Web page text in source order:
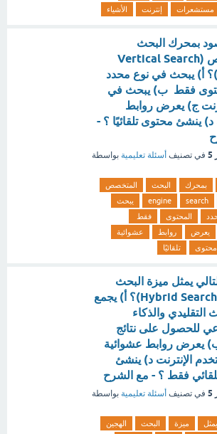
مستشعرات إنترنت الأشياء
بمحرك البحث
المتخصص (Vertical Search
Engine)؟ أ) يبحث في نوع محدد
فقط ب) يبحث في
ج) يعرض روابط
د) ينشئ محتوى تلقائيًا ؟ -
في تصنيف أسئلة تعليمية بواسطة
بمحرك البحث
المتخصص
search
engine
يبحث
المحتوى
فقط
يعرض روابط
عشوائية
محتوى تلقائيًا
يمثل ميزة البحث
الهجين (Hybrid Search)؟ أ) يجمع
التقليدي والذكاء
للحصول على نتائج
يعرض روابط عشوائية
الإنترنت د) ينشئ
فقط ؟ - مع الشرح
في تصنيف أسئلة تعليمية بواسطة
يمثل ميزة البحث
الهجين